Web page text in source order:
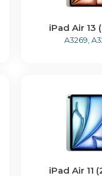
iPad Air 13
A3269,
iPad Air 11